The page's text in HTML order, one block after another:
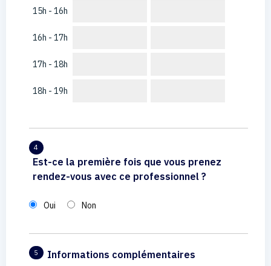
15h - 16h
16h - 17h
17h - 18h
18h - 19h
4
Est-ce la première fois que vous prenez
rendez-vous avec ce professionnel ?
Oui Non
5 Informations complémentaires